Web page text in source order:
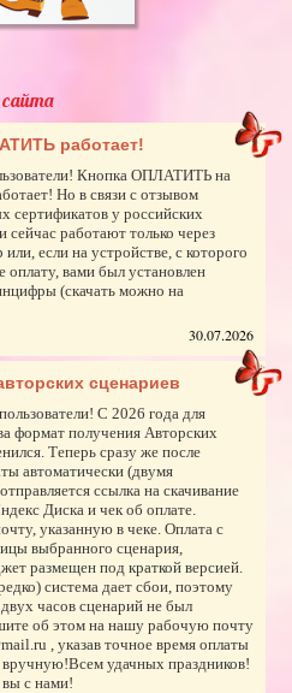
работает!
Кнопка ОПЛАТИТЬ на
Но в связи с отзывом
сертификатов у российских
сейчас работают только через
или, если на устройстве, с которого
оплату, вами был установлен
(скачать можно на
30.07.2026
сценариев
С 2026 года для
формат получения Авторских
Теперь сразу же после
автоматически (двумя
ссылка на скачивание
Диска и чек об оплате.
указанную в чеке. Оплата с
выбранного сценария,
размещен под краткой версией.
система дает сбои, поэтому
часов сценарий не был
об этом на нашу рабочую почту
, указав точное время оплаты
удачных праздников!
с нами!